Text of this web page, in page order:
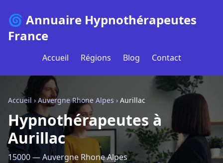
🌀 Annuaire Hypnothérapeutes
France
Accueil Régions Blog Contact
Accueil › Auvergne Rhone Alpes › Aurillac
Hypnothérapeutes à
Aurillac
15000 — Auvergne Rhone Alpes